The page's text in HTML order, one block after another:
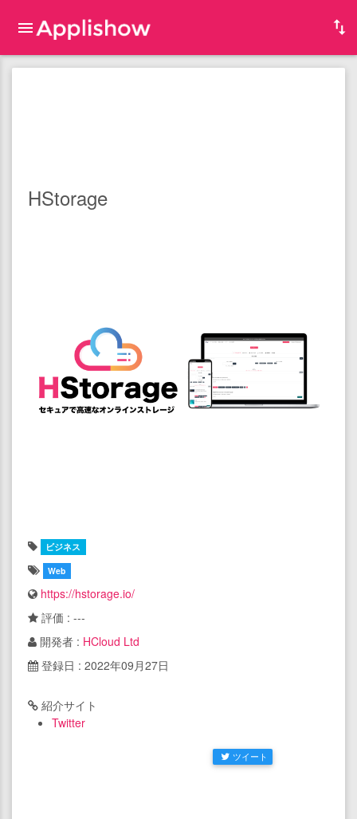
HStorage
ビジネス
Web
https://hstorage.io/
評価 : ---
開発者 : HCloud Ltd
登録日 : 2022年09月27日
紹介サイト
Twitter
ツイート